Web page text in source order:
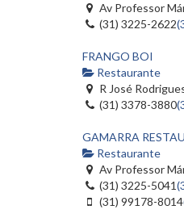
Av Professor
(31) 3225-2622
FRANGO BOI
Restaurante
R José
(31) 3378-3880
GAMARRA
Restaurante
Av Professor
(31) 3225-5041
(31) 99178-8014